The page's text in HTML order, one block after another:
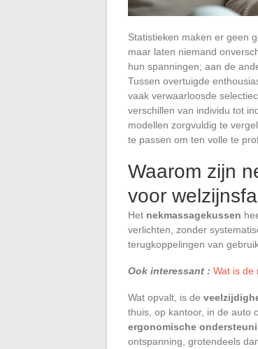
Statistieken maken er geen
maar laten niemand
hun spanningen; aan de
Tussen overtuigde
vaak verwaarloosde
verschillen van individu tot
modellen zorgvuldig te
te passen om ten volle te
Waarom zijn
voor
Het nekmassagekussen
verlichten, zonder
terugkoppelingen van
Ook interessant : Wat is de
Wat opvalt, is de
thuis, op kantoor, in de auto
ergonomische
ontspanning, grotendeels